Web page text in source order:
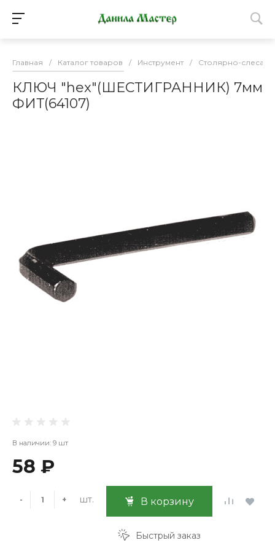
Главная / Каталог товаров / Инструмент / Столярно-
КЛЮЧ "hex"(ШЕСТИГРАННИК) 7мм
ФИТ(64107)
В наличии: 9 шт
58 ₽
- + шт. В корзину
Быстрый заказ